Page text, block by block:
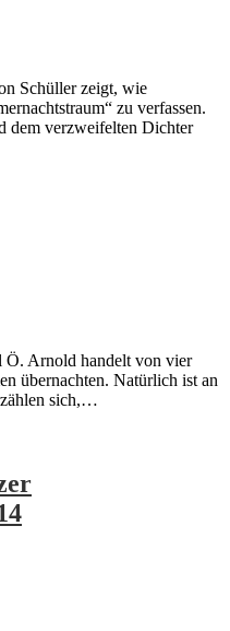
Schüller zeigt, wie
zu verfassen.
dem verzweifelten Dichter
Ö. Arnold handelt von vier
übernachten. Natürlich ist an
sich,…